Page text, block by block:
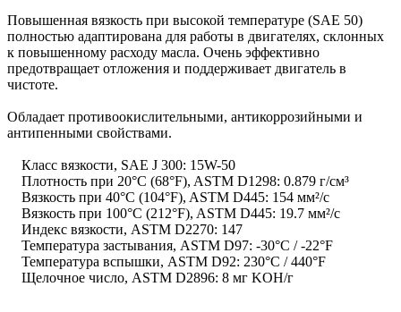
Повышенная вязкость при высокой температуре (SAE 50)
полностью адаптирована для работы в двигателях, склонных
к повышенному расходу масла. Очень эффективно
предотвращает отложения и поддерживает двигатель в
чистоте.
Обладает противоокислительными, антикоррозийными и
антипенными свойствами.
Класс вязкости, SAE J 300: 15W-50
Плотность при 20°C (68°F), ASTM D1298: 0.879 г/см³
Вязкость при 40°C (104°F), ASTM D445: 154 мм²/с
Вязкость при 100°C (212°F), ASTM D445: 19.7 мм²/с
Индекс вязкости, ASTM D2270: 147
Температура застывания, ASTM D97: -30°C / -22°F
Температура вспышки, ASTM D92: 230°C / 440°F
Щелочное число, ASTM D2896: 8 мг KOH/г